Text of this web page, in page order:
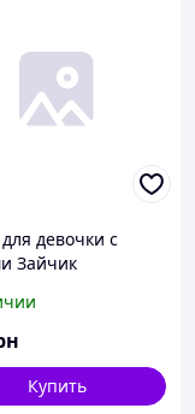
девочки с
Зайчик
Купить